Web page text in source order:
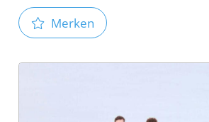
Merken